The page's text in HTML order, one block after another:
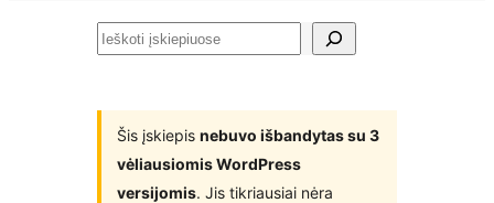
Ieškoti
Šis įskiepis nebuvo išbandytas su 3
vėliausiomis WordPress
versijomis. Jis tikriausiai nėra